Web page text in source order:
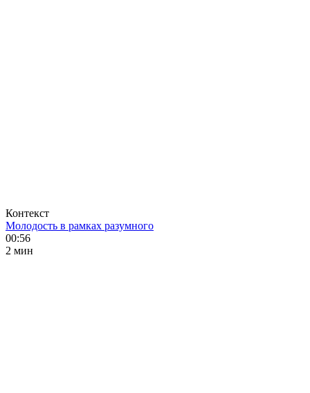
Контекст
Молодость в рамках разумного
00:56
2 мин